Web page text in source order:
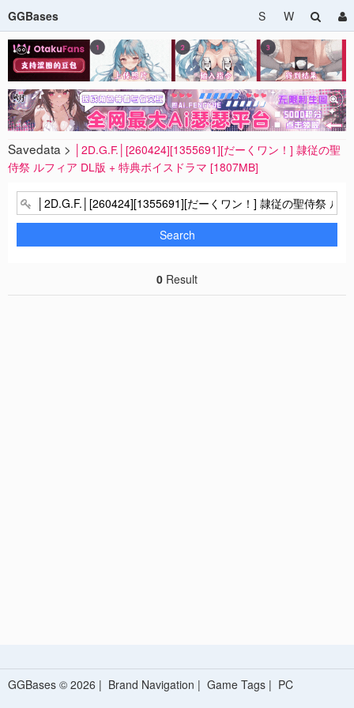
GGBases S W
Savedata > │2D.G.F.│[260424][1355691][だーくワン！] 隷従の聖
侍祭 ルフィア DL版 + 特典ボイスドラマ [1807MB]
Search
0 Result
GGBases © 2026 | Brand Navigation | Game Tags | PC